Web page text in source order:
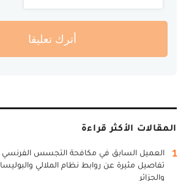
أترك تعليقا
المقالات الأكثر قراءة
1
العميل السابق في مكافحة التجسس
تفاصيل مثيرة عن روابط نظام الملالي
والجزائر